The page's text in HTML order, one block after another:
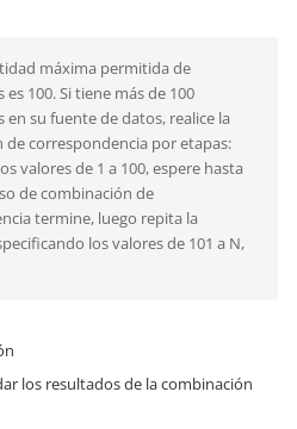
máxima permitida de
100. Si tiene más de 100
en su fuente de datos, realice la
de correspondencia por etapas:
valores de 1 a 100, espere hasta
de combinación de
termine, luego repita la
los valores de 101 a N,
los resultados de la combinación